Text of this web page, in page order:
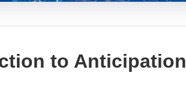
to Anticipation